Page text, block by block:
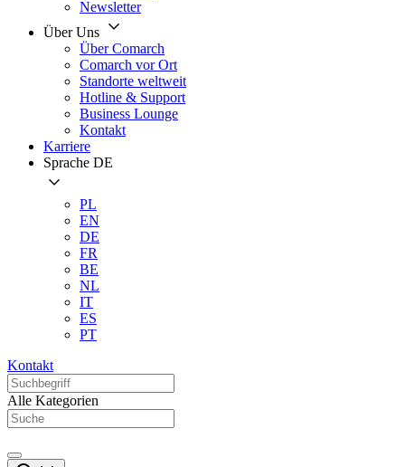
Newsletter
Über Uns
Über Comarch
Comarch vor Ort
Standorte weltweit
Hotline & Support
Business Lounge
Kontakt
Karriere
Sprache DE
PL
EN
DE
FR
BE
NL
IT
ES
PT
Kontakt
Alle Kategorien